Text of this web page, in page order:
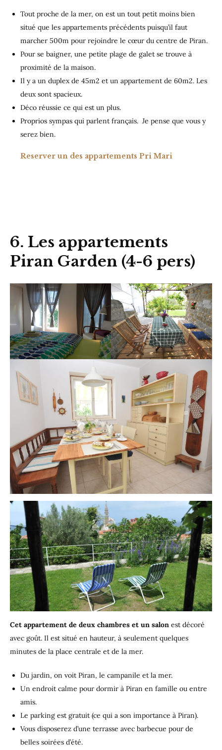
Tout proche de la mer, on est un tout petit moins bien
situé que les appartements précédents puisqu’il faut
marcher 500m pour rejoindre le cœur du centre de Piran.
Pour se baigner, une petite plage de galet se trouve à
proximité de la maison.
Il y a un duplex de 45m2 et un appartement de 60m2. Les
deux sont spacieux.
Déco réussie ce qui est un plus.
Proprios sympas qui parlent français. Je pense que vous y
serez bien.
Reserver un des appartements Pri Mari
6. Les appartements
Piran Garden (4-6 pers)
Cet appartement de deux chambres et un salon est décoré
avec goût. Il est situé en hauteur, à seulement quelques
minutes de la place centrale et de la mer.
Du jardin, on voit Piran, le campanile et la mer.
Un endroit calme pour dormir à Piran en famille ou entre
amis.
Le parking est gratuit (ce qui a son importance à Piran).
Vous disposerez d’une terrasse avec barbecue pour de
belles soirées d’été.